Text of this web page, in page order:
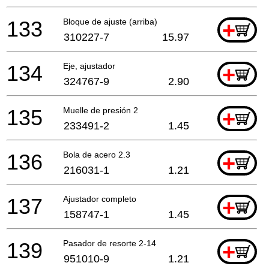
Bloque de ajuste (arriba) +
133 310227-7 15.97
Eje, ajustador +
134 324767-9 2.90
Muelle de presión 2 +
135 233491-2 1.45
Bola de acero 2.3 +
136 216031-1 1.21
Ajustador completo +
137 158747-1 1.45
Pasador de resorte 2-14 +
139 951010-9 1.21